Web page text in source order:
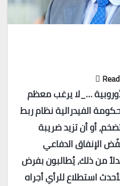
…_لا يرغب معظم
الفيدرالية نظام ربط
أو أن تزيد ضريبة
الإنفاق الدفاعي
من ذلك، يُطالبون بفرض
استطلاع للرأي أجراه